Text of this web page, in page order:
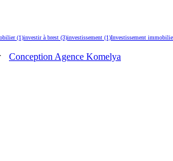
(1)investir à brest (3)investissement (1)Investissement
Conception Agence Komelya